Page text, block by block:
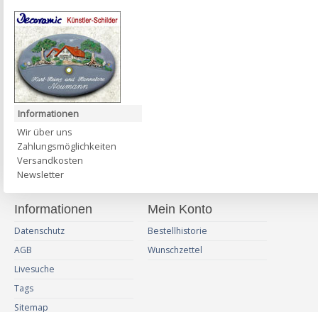
Informationen
Wir über uns
Zahlungsmöglichkeiten
Versandkosten
Newsletter
Informationen
Datenschutz
AGB
Livesuche
Tags
Sitemap
Mein Konto
Bestellhistorie
Wunschzettel